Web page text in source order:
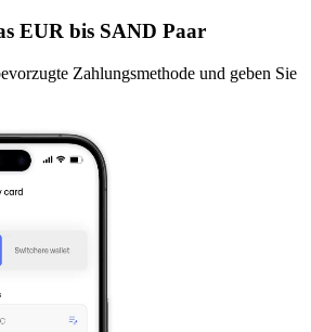
EUR bis SAND Paar
Zahlungsmethode und geben Sie